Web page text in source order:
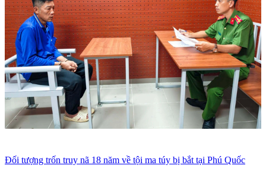
Đối tượng trốn truy nã 18 năm về tội ma túy bị bắt tại Phú Quốc